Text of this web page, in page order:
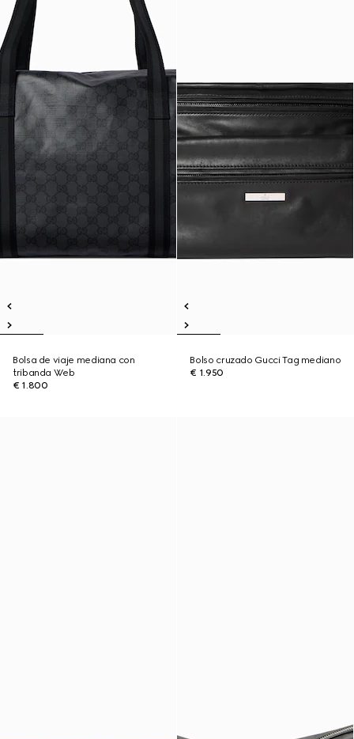
Bolsa de viaje mediana con
tribanda Web
€ 1.800
Bolso cruzado Gucci Tag mediano
€ 1.950